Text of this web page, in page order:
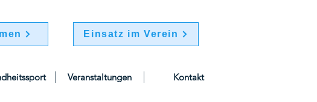
Einsatz im Verein
Veranstaltungen Kontakt